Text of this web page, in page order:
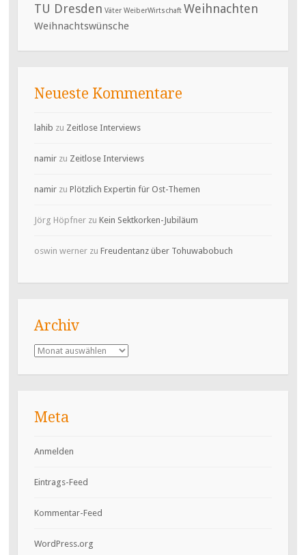
TU Dresden Väter WeiberWirtschaft Weihnachten
Weihnachtswünsche
Neueste Kommentare
lahib zu Zeitlose Interviews
namirzu Zeitlose Interviews
namirzu Plötzlich Expertin für Ost-Themen
Jörg Höpfnerzu Kein Sektkorken-Jubiläum
oswin wernerzu Freudentanz über Tohuwabobuch
Archiv
Archiv
Meta
Anmelden
Eintrags-Feed
Kommentar-Feed
WordPress.org